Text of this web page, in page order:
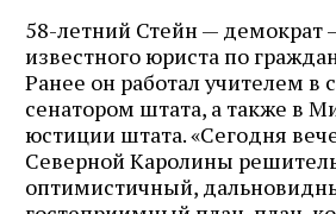
58-летний Стейн — демократ
известного юриста по
Ранее он работал учителем в
сенатором штата, а также в
юстиции штата. «Сегодня
Северной Каролины
оптимистичный,